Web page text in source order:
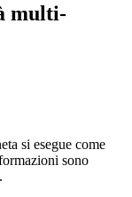
multi-
si esegue come
sono
.